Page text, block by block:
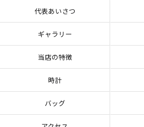
代表あいさつ
ギャラリー
当店の特徴
時計
バッグ